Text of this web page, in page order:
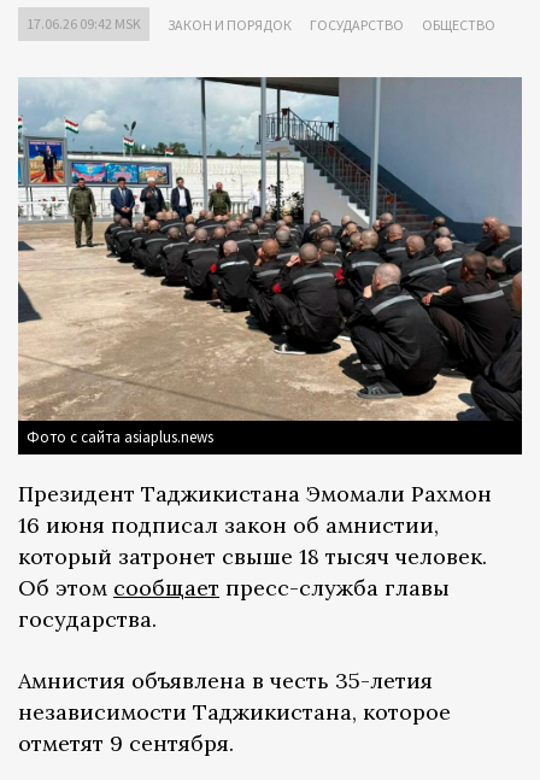
17.06.26 09:42 MSK ЗАКОН И ПОРЯДОК ГОСУДАРСТВО ОБЩЕСТВО
Фото с сайта asiaplus.news
Президент Таджикистана Эмомали Рахмон
16 июня подписал закон об амнистии,
который затронет свыше 18 тысяч человек.
Об этом сообщает пресс-служба главы
государства.
Амнистия объявлена в честь 35-летия
независимости Таджикистана, которое
отметят 9 сентября.